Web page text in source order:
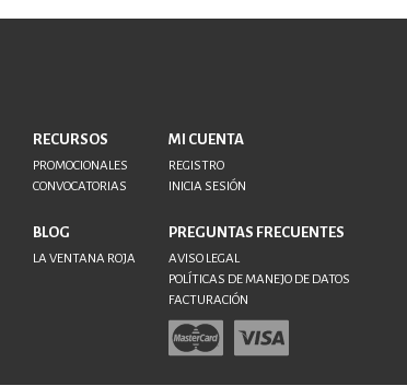
RECURSOS
PROMOCIONALES
CONVOCATORIAS
BLOG
LA VENTANA ROJA
MI CUENTA
REGISTRO
INICIA SESIÓN
PREGUNTAS FRECUENTES
AVISO LEGAL
POLÍTICAS DE MANEJO DE DATOS
FACTURACIÓN